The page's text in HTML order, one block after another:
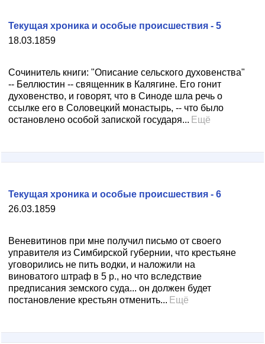
18.03.1859
Текущая хроника и особые происшествия - 5
Сочинитель книги: "Описание сельского духовенства"
-- Беллюстин -- священник в Калягине. Его гонит
духовенство, и говорят, что в Синоде шла речь о
ссылке его в Соловецкий монастырь, -- что было
остановлено особой запиской государя... Ещё
26.03.1859
Текущая хроника и особые происшествия - 6
Веневитинов при мне получил письмо от своего
управителя из Симбирской губернии, что крестьяне
уговорились не пить водки, и наложили на
виноватого штраф в 5 р., но что вследствие
предписания земского суда... он должен будет
постановление крестьян отменить... Ещё